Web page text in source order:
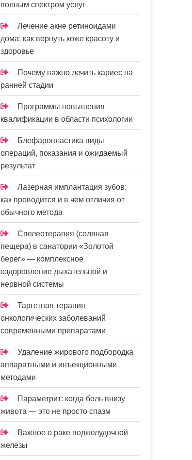
полным спектром услуг
Лечение акне ретиноидами
дома: как вернуть коже красоту и
здоровье
Почему важно лечить кариес на
ранней стадии
Программы повышения
квалификации в области психологии
Блефаропластика виды
операций, показания и ожидаемый
результат
Лазерная имплантация зубов:
как проводится и в чем отличия от
обычного метода
Спелеотерапия (соляная
пещера) в санатории «Золотой
берег» — комплексное
оздоровление дыхательной и
нервной системы
Таргетная терапия
онкологических заболеваний
современными препаратами
Удаление жирового подбородка
аппаратными и инъекционными
методами
Параметрит: когда боль внизу
живота — это не просто спазм
Важное о раке поджелудочной
железы